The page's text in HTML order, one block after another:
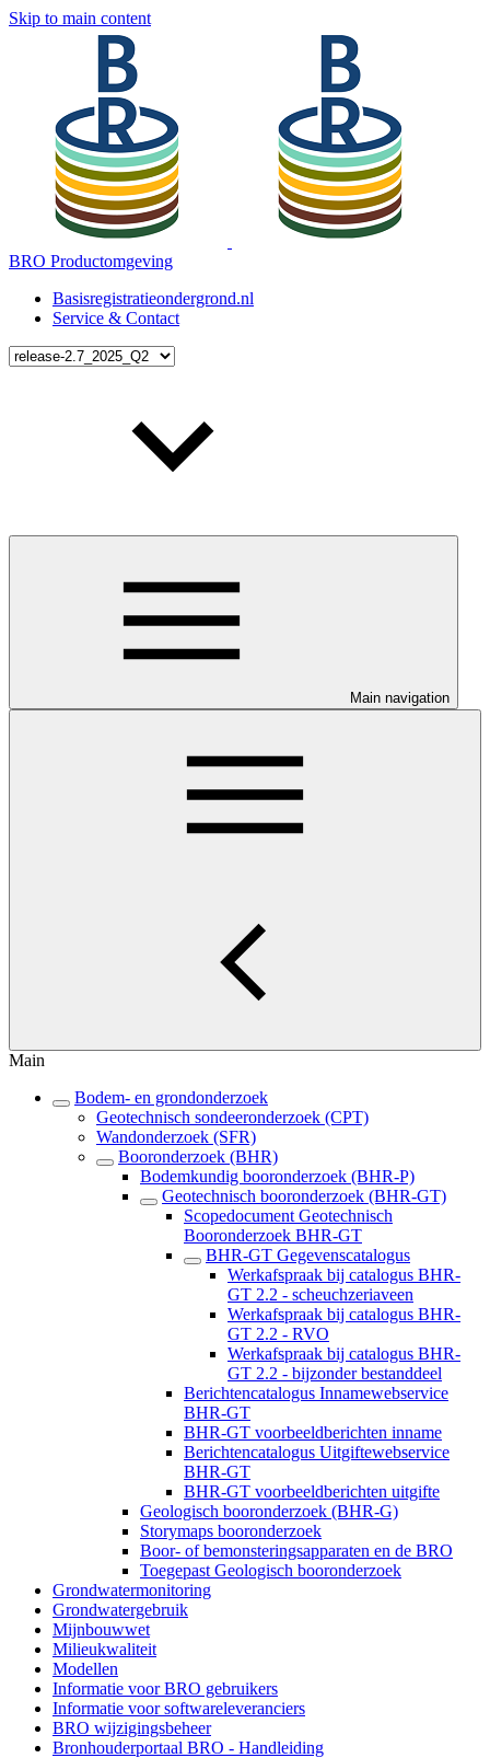
Skip to main content
BRO Productomgeving
Basisregistratieondergrond.nl
Service & Contact
Main navigation
Main
Bodem- en grondonderzoek
Geotechnisch sondeeronderzoek (CPT)
Wandonderzoek (SFR)
Booronderzoek (BHR)
Bodemkundig booronderzoek (BHR-P)
Geotechnisch booronderzoek (BHR-GT)
Scopedocument Geotechnisch
Booronderzoek BHR-GT
BHR-GT Gegevenscatalogus
Werkafspraak bij catalogus BHR-
GT 2.2 - scheuchzeriaveen
Werkafspraak bij catalogus BHR-
GT 2.2 - RVO
Werkafspraak bij catalogus BHR-
GT 2.2 - bijzonder bestanddeel
Berichtencatalogus Innamewebservice
BHR-GT
BHR-GT voorbeeldberichten inname
Berichtencatalogus Uitgiftewebservice
BHR-GT
BHR-GT voorbeeldberichten uitgifte
Geologisch booronderzoek (BHR-G)
Storymaps booronderzoek
Boor- of bemonsteringsapparaten en de BRO
Toegepast Geologisch booronderzoek
Grondwatermonitoring
Grondwatergebruik
Mijnbouwwet
Milieukwaliteit
Modellen
Informatie voor BRO gebruikers
Informatie voor softwareleveranciers
BRO wijzigingsbeheer
Bronhouderportaal BRO - Handleiding